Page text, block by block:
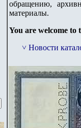
обращению,
материалы.
You are welcome to
˅ Новости